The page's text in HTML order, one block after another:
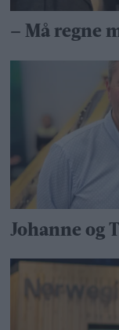
– Må regne
Johanne og